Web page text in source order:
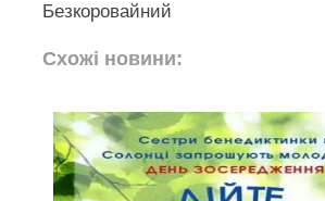
Безкоровайний
Схожі новини: